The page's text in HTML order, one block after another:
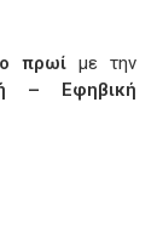
πρωίμε την
– Εφηβική